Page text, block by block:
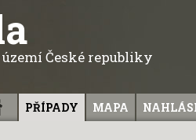
České republiky
PŘÍPADY MAPA